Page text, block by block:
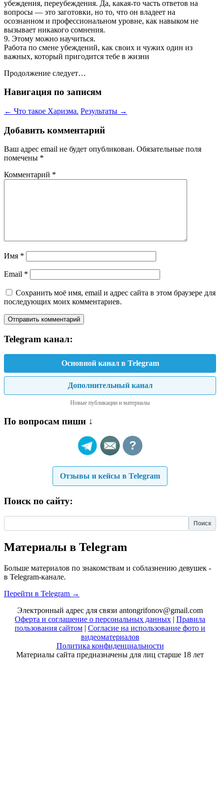
убеждения, переубеждения. Да, какая-то часть ответов на
вопросы — это заготовки, но то, что он владеет на
осознанном и профессиональном уровне, как навыком не
вызывает никакого сомнения.
9. Этому можно научиться.
Работа по смене убеждений, как своих и чужих один из
важных, который пригодится тебе в жизни
Продолжение следует…
Навигация по записям
← Что такое Харизма. Результаты →
Добавить комментарий
Ваш адрес email не будет опубликован. Обязательные поля
помечены *
Комментарий *
Имя *
Email *
Сохранить моё имя, email и адрес сайта в этом браузере для
последующих моих комментариев.
Telegram канал:
Основной канал в Telegram
Дополнительный канал
Новые публикации и материалы
По вопросам пиши ↓
?
Отзывы и кейсы в Telegram
Поиск по сайту:
Материалы в Telegram
Больше материалов по знакомствам и соблазнению девушек -
в Telegram-канале.
Перейти в Telegram →
Электронный адрес для связи antongrifonov@gmail.com
Оферта и соглашение о персональных данных | Правила
пользования сайтом | Согласие на использование фото и
видеоматериалов
Политика конфиденциальности
Материалы сайта предназначены для лиц старше 18 лет